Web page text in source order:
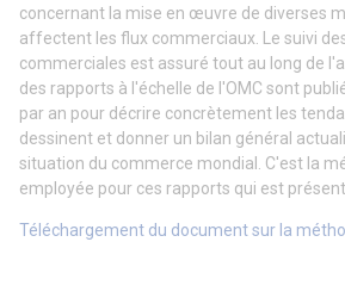
concernant la mise en œuvre de diverses
affectent les flux commerciaux. Le suivi
commerciales est assuré tout au long de
des rapports à l'échelle de l'OMC sont
par an pour décrire concrètement les
dessinent et donner un bilan général
situation du commerce mondial. C'est la
employée pour ces rapports qui est
Téléchargement du document sur la